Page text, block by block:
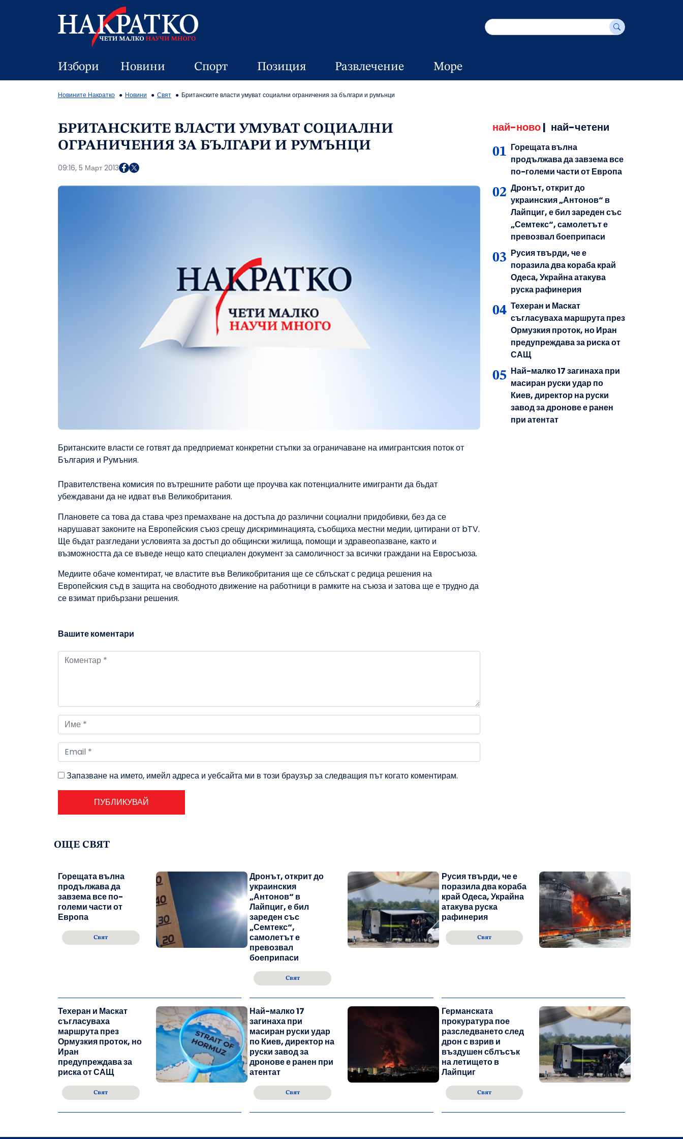
Избори Новини Спорт Позиция Развлечение Море
Новините Накратко Новини Свят Британските власти умуват социални ограничения за българи и румънци
БРИТАНСКИТЕ ВЛАСТИ УМУВАТ СОЦИАЛНИ
ОГРАНИЧЕНИЯ ЗА БЪЛГАРИ И РУМЪНЦИ
09:16, 5 Март 2013
Британските власти се готвят да предприемат конкретни стъпки за ограничаване на имигрантския поток от
България и Румъния.
Правителствена комисия по вътрешните работи ще проучва как потенциалните имигранти да бъдат
убеждавани да не идват във Великобритания.
Плановете са това да става чрез премахване на достъпа до различни социални придобивки, без да се
нарушават законите на Европейския съюз срещу дискриминацията, съобщиха местни медии, цитирани от bTV.
Ще бъдат разгледани условията за достъп до общински жилища, помощи и здравеопазване, както и
възможността да се въведе нещо като специален документ за самоличност за всички граждани на Евросъюза.
Медиите обаче коментират, че властите във Великобритания ще се сблъскат с редица решения на
Европейския съд в защита на свободното движение на работници в рамките на съюза и затова ще е трудно да
се взимат прибързани решения.
Вашите коментари
Запазване на името, имейл адреса и уебсайта ми в този браузър за следващия път когато коментирам.
най-ново| най-четени
Горещата вълна
продължава да завзема все
по-големи части от Европа
Дронът, открит до
украинския „Антонов“ в
Лайпциг, е бил зареден със
„Семтекс“, самолетът е
превозвал боеприпаси
Русия твърди, че е
поразила два кораба край
Одеса, Украйна атакува
руска рафинерия
Техеран и Маскат
съгласуваха маршрута през
Ормузкия проток, но Иран
предупреждава за риска от
САЩ
Най-малко 17 загинаха при
масиран руски удар по
Киев, директор на руски
завод за дронове е ранен
при атентат
ОЩЕ СВЯТ
Горещата вълна
продължава да
завзема все по-
големи части от
Европа
Свят
Дронът, открит до
украинския
„Антонов“ в
Лайпциг, е бил
зареден със
„Семтекс“,
самолетът е
превозвал
боеприпаси
Свят
Русия твърди, че е
поразила два кораба
край Одеса, Украйна
атакува руска
рафинерия
Свят
Техеран и Маскат
съгласуваха
маршрута през
Ормузкия проток, но
Иран
предупреждава за
риска от САЩ
Свят
Най-малко 17
загинаха при
масиран руски удар
по Киев, директор на
руски завод за
дронове е ранен при
атентат
Свят
Германската
прокуратура пое
разследването след
дрон с взрив и
въздушен сблъсък
на летището в
Лайпциг
Свят